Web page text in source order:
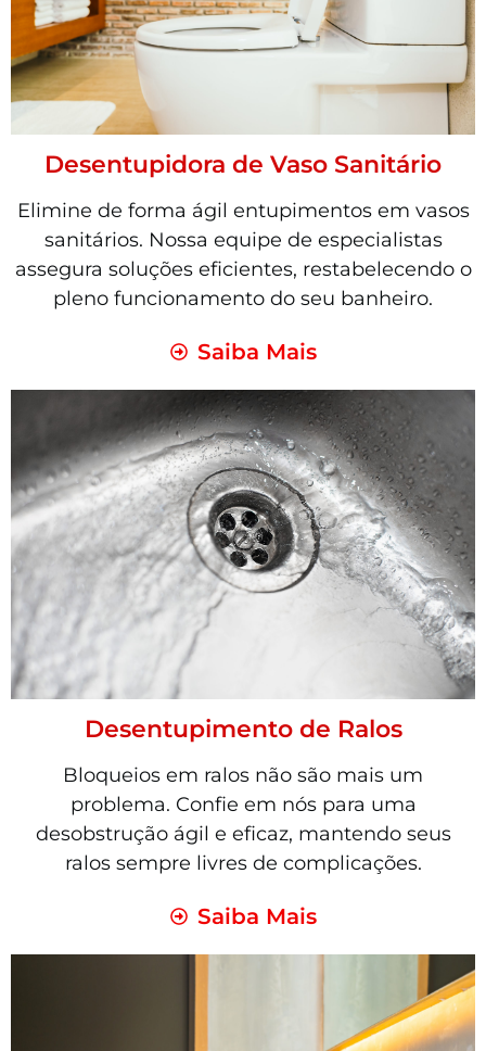
Desentupidora de Vaso Sanitário
Elimine de forma ágil entupimentos em vasos
sanitários. Nossa equipe de especialistas
assegura soluções eficientes, restabelecendo o
pleno funcionamento do seu banheiro.
Saiba Mais
Desentupimento de Ralos
Bloqueios em ralos não são mais um
problema. Confie em nós para uma
desobstrução ágil e eficaz, mantendo seus
ralos sempre livres de complicações.
Saiba Mais